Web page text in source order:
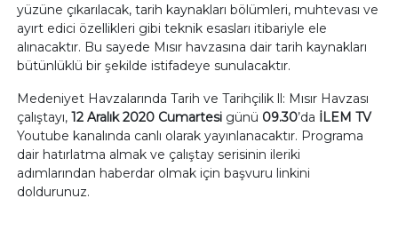
yüzüne çıkarılacak, tarih kaynakları bölümleri, muhtevası ve
ayırt edici özellikleri gibi teknik esasları itibariyle ele
alınacaktır. Bu sayede Mısır havzasına dair tarih kaynakları
bütünlüklü bir şekilde istifadeye sunulacaktır.
Medeniyet Havzalarında Tarih ve Tarihçilik ll: Mısır Havzası
çalıştayı,12 Aralık 2020 Cumartesi günü 09.30’da İLEM TV
Youtube kanalında canlı olarak yayınlanacaktır. Programa
dair hatırlatma almak ve çalıştay serisinin ileriki
adımlarından haberdar olmak için başvuru linkini
doldurunuz.